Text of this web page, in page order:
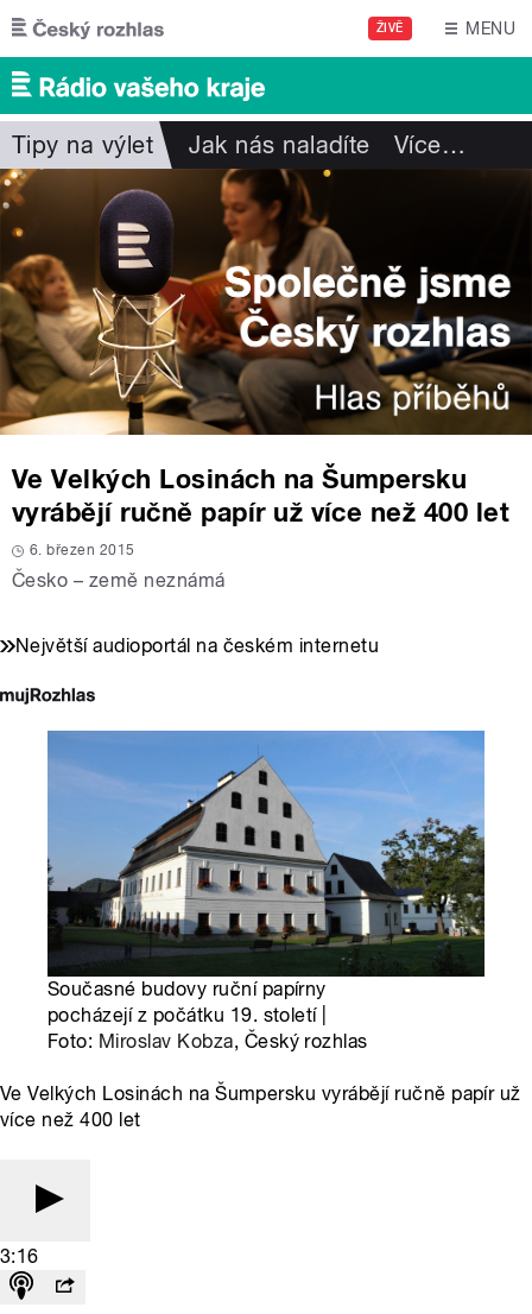
Přejít k hlavnímu obsahu
ŽIVĚ MENU
Tipy na výlet Jak nás naladíte Více…
Ve Velkých Losinách na Šumpersku
vyrábějí ručně papír už více než 400 let
6. březen 2015
Česko – země neznámá
Největší audioportál na českém internetu
Současné budovy ruční papírny
pocházejí z počátku 19. století |
Foto: Miroslav Kobza, Český rozhlas
Ve Velkých Losinách na Šumpersku vyrábějí ručně papír už
více než 400 let
3:16